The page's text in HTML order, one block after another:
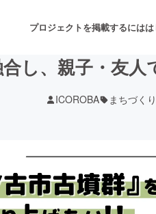
プロジェクトを掲載するにはは
ゲーム・サービス開発
し、親子・友
ICOROBA まちづく